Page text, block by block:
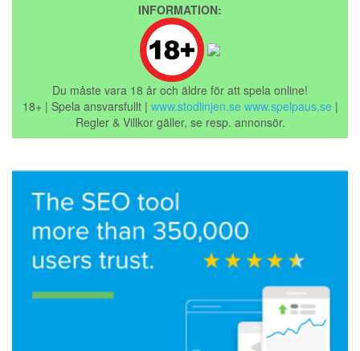
INFORMATION:
Du måste vara 18 år och äldre för att spela online!
18+ | Spela ansvarsfullt | www.stodlinjen.se www.spelpaus.se |
Regler & Villkor gäller, se resp. annonsör.